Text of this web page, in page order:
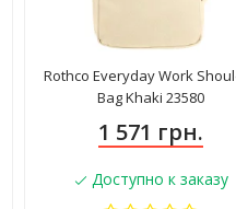
Rothco Everyday Work
Bag Khaki 23580
1 571 грн.
Доступно к заказу